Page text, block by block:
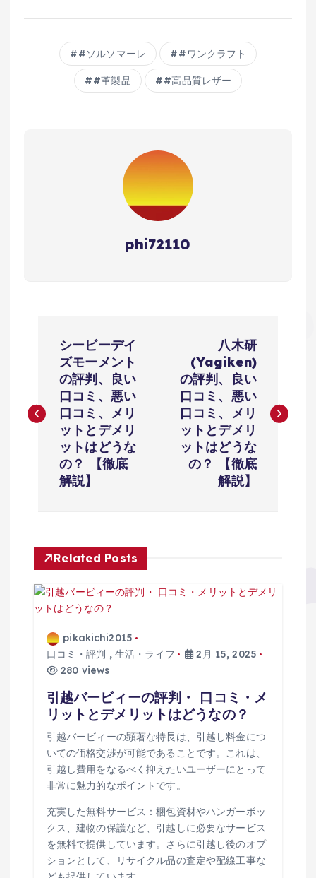
#ソルソマーレ #ワンクラフト
#革製品 #高品質レザー
phi72110
ナ
シ
ョ
ン
シービーデイ
ズモーメント
の評判、良い
口コミ、悪い
口コミ、メリ
ットとデメリ
ットはどうな
の？ 【徹底
解説】
八木研
(Yagiken)
の評判、良い
口コミ、悪い
口コミ、メリ
ットとデメリ
ットはどうな
の？ 【徹底
解説】
Related Posts
pikakichi2015
口コミ・評判 ,生活・ライフ
2月 15, 2025
280 views
引越バービィーの評判・ 口コミ・メ
リットとデメリットはどうなの？
引越バービィーの顕著な特長は、引越し料金につ
いての価格交渉が可能であることです。これは、
引越し費用をなるべく抑えたいユーザーにとって
非常に魅力的なポイントです。
充実した無料サービス：梱包資材やハンガーボッ
クス、建物の保護など、引越しに必要なサービス
を無料で提供しています。さらに引越し後のオプ
ションとして、リサイクル品の査定や配線工事な